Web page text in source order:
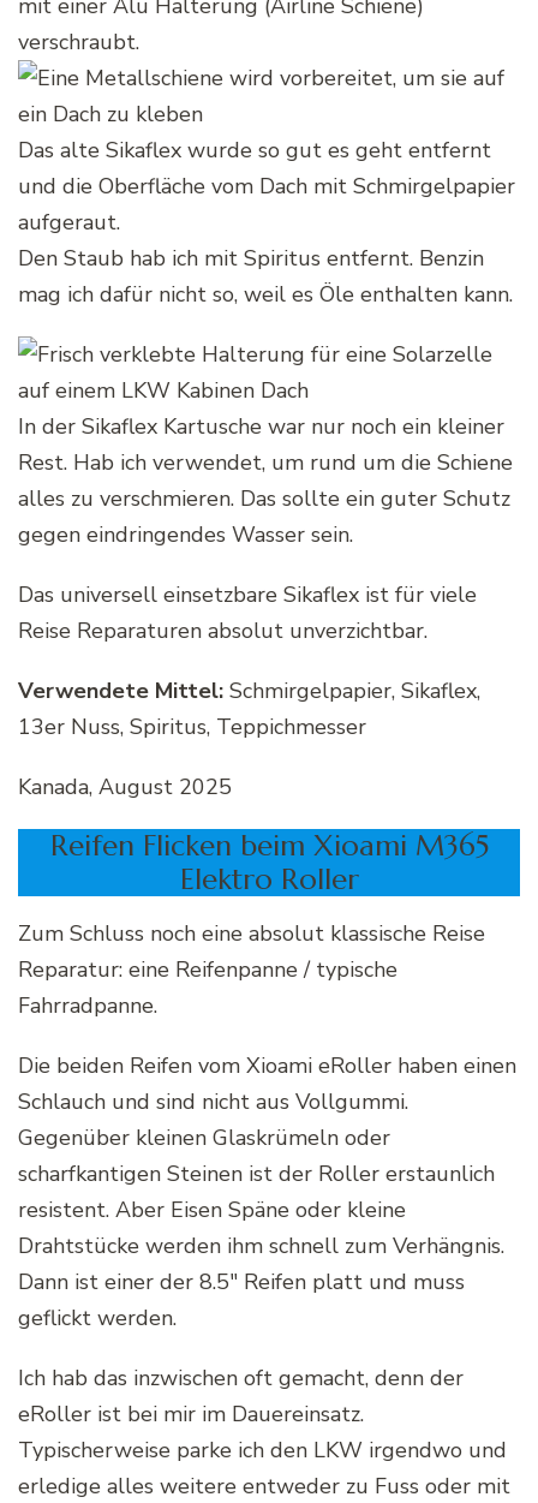
mit einer Alu Halterung (Airline Schiene)
verschraubt.
Das alte Sikaflex wurde so gut es geht entfernt
und die Oberfläche vom Dach mit Schmirgelpapier
aufgeraut.
Den Staub hab ich mit Spiritus entfernt. Benzin
mag ich dafür nicht so, weil es Öle enthalten kann.
In der Sikaflex Kartusche war nur noch ein kleiner
Rest. Hab ich verwendet, um rund um die Schiene
alles zu verschmieren. Das sollte ein guter Schutz
gegen eindringendes Wasser sein.
Das universell einsetzbare Sikaflex ist für viele
Reise Reparaturen absolut unverzichtbar.
Verwendete Mittel: Schmirgelpapier, Sikaflex,
13er Nuss, Spiritus, Teppichmesser
Kanada, August 2025
Reifen Flicken beim Xioami M365
Elektro Roller
Zum Schluss noch eine absolut klassische Reise
Reparatur: eine Reifenpanne / typische
Fahrradpanne.
Die beiden Reifen vom Xioami eRoller haben einen
Schlauch und sind nicht aus Vollgummi.
Gegenüber kleinen Glaskrümeln oder
scharfkantigen Steinen ist der Roller erstaunlich
resistent. Aber Eisen Späne oder kleine
Drahtstücke werden ihm schnell zum Verhängnis.
Dann ist einer der 8.5″ Reifen platt und muss
geflickt werden.
Ich hab das inzwischen oft gemacht, denn der
eRoller ist bei mir im Dauereinsatz.
Typischerweise parke ich den LKW irgendwo und
erledige alles weitere entweder zu Fuss oder mit